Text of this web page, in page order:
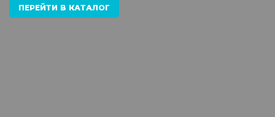
ПЕРЕЙТИ В КАТАЛОГ